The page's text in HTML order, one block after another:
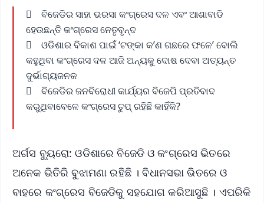
 ବିଜେଡିର ସାହା ଭରସା କଂଗ୍ରେସ ଦଳ ଏବଂ ଆଶାବାଡି
ହେଉଛନ୍ତି କଂଗ୍ରେସ ନେତୃବୃନ୍ଦ
 ଓଡିଶାର ବିକାଶ ପାଇଁ ‘ଟଙ୍କା କ’ଣ ଗଛରେ ଫଳେ’ ବୋଲି
କହୁଥିବା କଂଗ୍ରେସ ଦଳ ଆଜି ଅନ୍ୟକୁ ଦୋଷ ଦେବା ଅତ୍ୟନ୍ତ
ଦୁର୍ଭାଗ୍ୟଜନକ
 ବିଜେଡିର ଜନବିରୋଧୀ କାର୍ଯ୍ୟର ବିଜେପି ପ୍ରତିବାଦ
କରୁଥିବାବେଳେ କଂଗ୍ରେସ ଚୁପ୍ ରହିଛି କାହିଁକି?
ଅର୍ଗସ ବ୍ୟୁରୋ: ଓଡିଶାରେ ବିଜେଡି ଓ କଂଗ୍ରେସ ଭିତରେ
ଅନେକ ଭିତିରି ବୁଝାମଣା ରହିଛି । ବିଧାନସଭା ଭିତରେ ଓ
ବାହରେ କଂଗ୍ରେସ ବିଜେଡିକୁ ସହଯୋଗ କରିଆସୁଛି । ଏପରିକି